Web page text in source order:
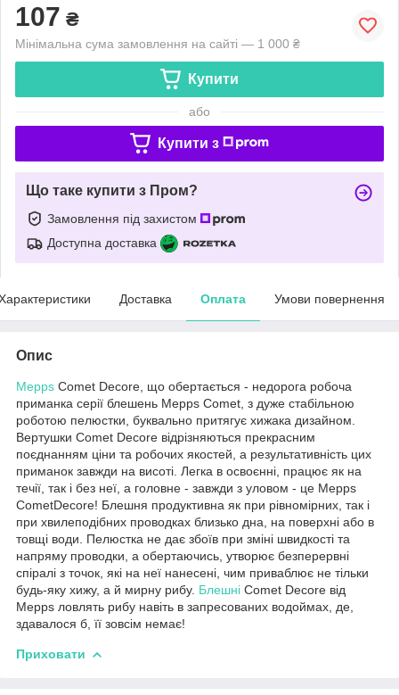
107 ₴
Мінімальна сума замовлення на сайті — 1 000 ₴
Купити
або
Купити з
Що таке купити з Пром?
Замовлення під захистом
Доступна доставка
Доставка Оплата Умови повернення
Опис
Mepps Comet Decore, що обертається - недорога робоча
приманка серії блешень Mepps Comet, з дуже стабільною
роботою пелюстки, буквально притягує хижака дизайном.
Вертушки Comet Decore відрізняються прекрасним
поєднанням ціни та робочих якостей, а результативність цих
приманок завжди на висоті. Легка в освоєнні, працює як на
течії, так і без неї, а головне - завжди з уловом - це Mepps
CometDecore! Блешня продуктивна як при рівномірних, так і
при хвилеподібних проводках близько дна, на поверхні або в
товщі води. Пелюстка не дає збоїв при зміні швидкості та
напряму проводки, а обертаючись, утворює безперервні
спіралі з точок, які на неї нанесені, чим приваблює не тільки
будь-яку хижу, а й мирну рибу. Блешні Comet Decore від
Mepps ловлять рибу навіть в запресованих водоймах, де,
здавалося б, її зовсім немає!
Приховати